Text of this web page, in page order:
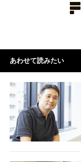
あわせて読みたい